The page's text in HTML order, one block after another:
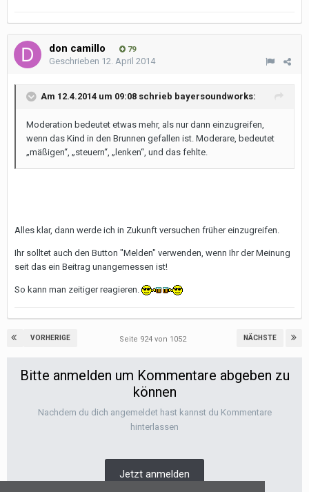
don camillo 79
Geschrieben 12. April 2014
Am 12.4.2014 um 09:08 schrieb bayersoundworks:
Moderation bedeutet etwas mehr, als nur dann einzugreifen,
wenn das Kind in den Brunnen gefallen ist. Moderare, bedeutet
„mäßigen“, „steuern“, „lenken“, und das fehlte.
Alles klar, dann werde ich in Zukunft versuchen früher einzugreifen.
Ihr solltet auch den Button "Melden" verwenden, wenn Ihr der Meinung
seit das ein Beitrag unangemessen ist!
So kann man zeitiger reagieren.
VORHERIGE NÄCHSTE
Seite 924 von 1052
Bitte anmelden um Kommentare abgeben zu
können
Nachdem du dich angemeldet hast kannst du Kommentare
hinterlassen
Jetzt anmelden